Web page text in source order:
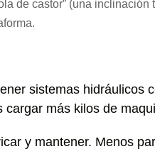
de castor” (una
sistemas hidráulicos
más kilos de
y mantener. Menos